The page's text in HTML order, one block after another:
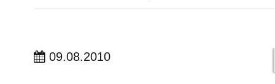
09.08.2010